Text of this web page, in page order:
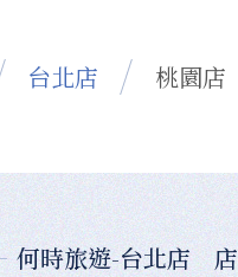
台北店 桃園店
何時旅遊-台北店